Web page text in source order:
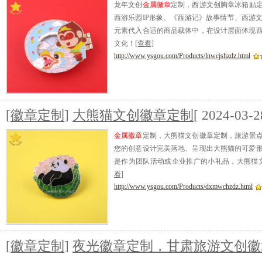
龙年文创 金属徽章定制，西游文创胸章冰箱贴
西游乐园IP形象、《西游记》故事情节、西游
元素代入合适的商品载体中，在设计层面体现
文化！ [查看]
http://www.ysgou.com/Products/lnwcjshzdz.html
[徽章定制 ] 大熊猫文创徽章定制 [ 2024-03-
金属徽章定制，大熊猫文创徽章定制，旅游
您的创意设计完美落地、呈现出大熊猫的可爱
是作为团队活动或企业推广的小礼品，大熊
看]
http://www.ysgou.com/Products/dxmwchzdz.html
[徽章定制 ] 夜光徽章定制，甘肃旅游文创